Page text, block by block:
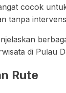
cocok
tanpa
di Pulau
Rute